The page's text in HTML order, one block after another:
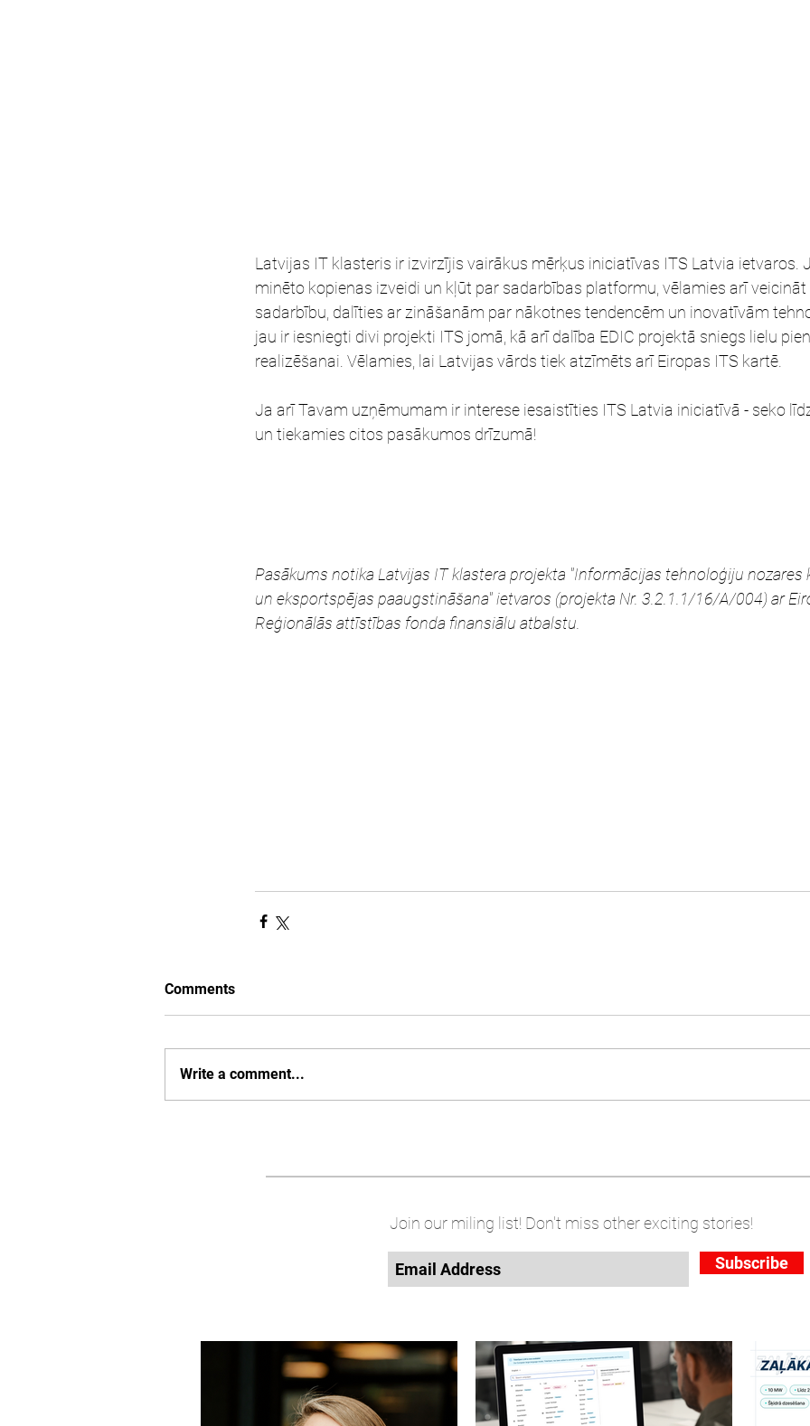
Latvijas IT klasteris ir izvirzījis vairākus mērķus iniciatīvas ITS Latvia ietvaros.
minēto kopienas izveidi un kļūt par sadarbības platformu, vēlamies arī
sadarbību, dalīties ar zināšanām par nākotnes tendencēm un inovatīvām
jau ir iesniegti divi projekti ITS jomā, kā arī dalība EDIC projektā sniegs lielu
realizēšanai. Vēlamies, lai Latvijas vārds tiek atzīmēts arī Eiropas ITS kartē.
Ja arī Tavam uzņēmumam ir interese iesaistīties ITS Latvia iniciatīvā - seko
un tiekamies citos pasākumos drīzumā!
Pasākums notika Latvijas IT klastera projekta "Informācijas tehnoloģiju nozares
un eksportspējas paaugstināšana" ietvaros (projekta Nr. 3.2.1.1/16/A/004) ar
Reģionālās attīstības fonda finansiālu atbalstu.
Comments
Write a comment...
Join our miling list! Don't miss other exciting stories!
Subscribe